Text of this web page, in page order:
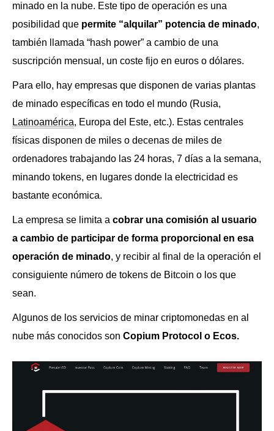
minado en la nube. Este tipo de operación es una
posibilidad que permite “alquilar” potencia de minado,
también llamada “hash power” a cambio de una
suscripción mensual, un coste fijo en euros o dólares.
Para ello, hay empresas que disponen de varias plantas
de minado específicas en todo el mundo (Rusia,
Latinoamérica, Europa del Este, etc.). Estas centrales
físicas disponen de miles o decenas de miles de
ordenadores trabajando las 24 horas, 7 días a la semana,
minando tokens, en lugares donde la electricidad es
bastante económica.
La empresa se limita a cobrar una comisión al usuario
a cambio de participar de forma proporcional en esa
operación de minado, y recibir al final de la operación el
consiguiente número de tokens de Bitcoin o los que
sean.
Algunos de los servicios de minar criptomonedas en al
nube más conocidos son Copium Protocol o Ecos.